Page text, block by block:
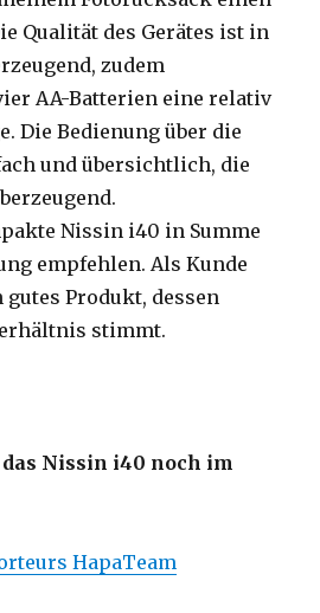
Qualität des Gerätes ist in
zudem
AA-Batterien eine relativ
Die Bedienung über die
und übersichtlich, die
Nissin i40 in Summe
empfehlen. Als Kunde
Produkt, dessen
stimmt.
Nissin i40 noch im
HapaTeam